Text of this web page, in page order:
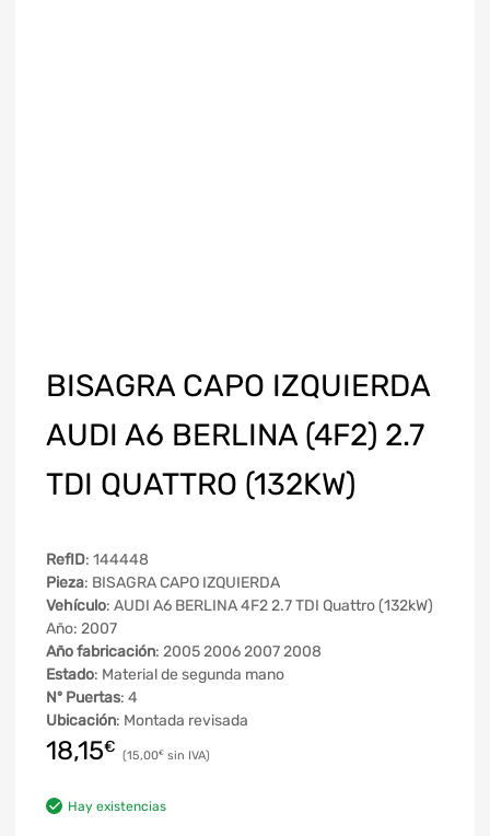
BISAGRA CAPO IZQUIERDA
AUDI A6 BERLINA (4F2) 2.7
TDI QUATTRO (132KW)
RefID: 144448
Pieza: BISAGRA CAPO IZQUIERDA
Vehículo: AUDI A6 BERLINA 4F2 2.7 TDI Quattro (132kW)
Año: 2007
Año fabricación: 2005 2006 2007 2008
Estado: Material de segunda mano
Nº Puertas: 4
Ubicación: Montada revisada
18,15€ 15,00€
Hay existencias